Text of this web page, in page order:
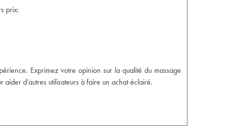
prix:
Exprimez votre opinion sur la qualité du massage
aider d’autres utilisateurs à faire un achat éclairé.